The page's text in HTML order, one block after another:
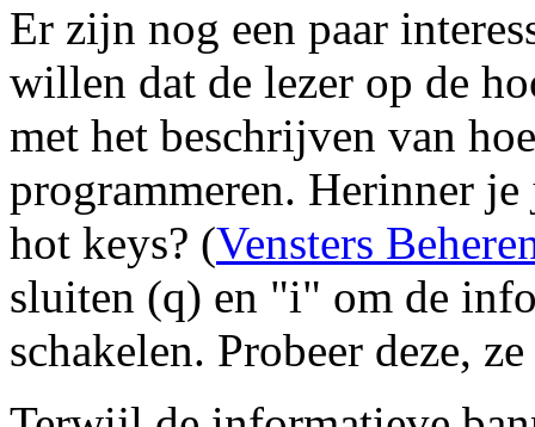
Er zijn nog een paar
willen dat de lezer op de
met het beschrijven van
programmeren. Herinner
hot keys? (Vensters
sluiten (q) en "i" om de
schakelen. Probeer deze,